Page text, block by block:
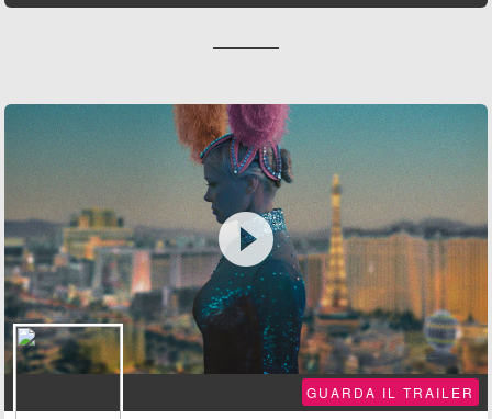

GUARDA IL TRAILER